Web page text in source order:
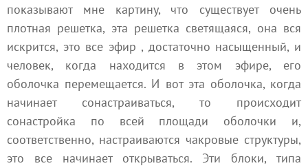
показывают мне картину, что существует очень
плотная решетка, эта решетка светящаяся, она вся
искрится, это все эфир , достаточно насыщенный, и
человек, когда находится в этом эфире, его
оболочка перемещается. И вот эта оболочка, когда
начинает сонастраиваться, то происходит
сонастройка по всей площади оболочки и,
соответственно, настраиваются чакровые структуры,
это все начинает открываться. Эти блоки, типа